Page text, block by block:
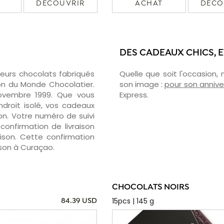
DÉCOUVRIR ACHAT
chocolats fabriqués
du Monde Chocolatier.
1999. Que vous
isolé, vos cadeaux
Votre numéro de suivi
de livraison
Cette confirmation
à Curaçao.
DES CADEAUX CHICS,
Quelle que soit l'occasion,
son image :pour son
Express.
84.39 USD
CHOCOLATS NOIRS
15pcs | 145 g